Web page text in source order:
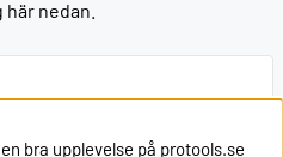
nedan.
Okbra upplevelse på protools.se